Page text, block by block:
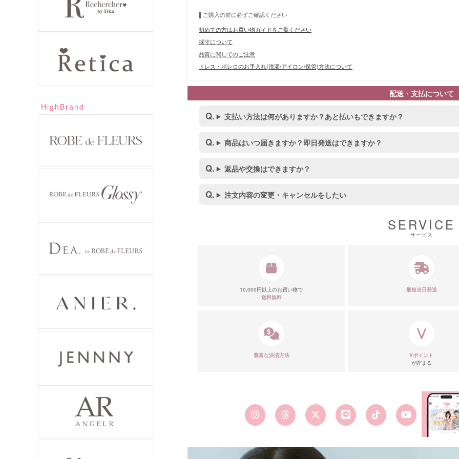
HighBrand
ご購入の前に必ずご確認ください
初めての方はお買い物ガイドをご覧ください
採寸について
品質に関してのご注意
ドレス・ボレロのお手入れ(洗濯/アイロン/保管)方法について
配送・支払について
支払い方法は何がありますか？あと払いもできますか？
商品はいつ届きますか？即日発送はできますか？
返品や交換はできますか？
注文内容の変更・キャンセルをしたい
SERVICE
サービス
10,000円以上のお買い物で
送料無料
最短当日発送
豊富な決済方法
Vポイント
が貯まる